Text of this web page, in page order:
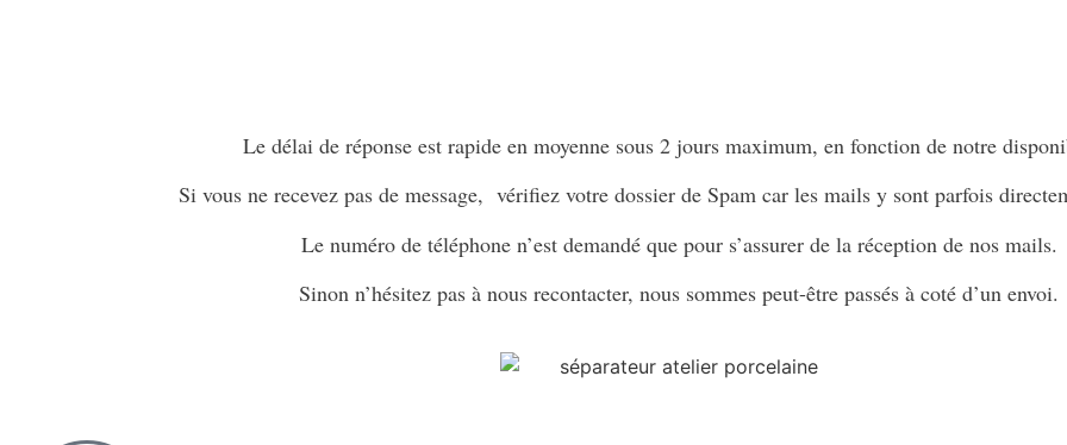
Le délai de réponse est rapide en moyenne sous 2 jours maximum, en fonction de notre
Si vous ne recevez pas de message, vérifiez votre dossier de Spam car les mails y sont parfois
Le numéro de téléphone n’est demandé que pour s’assurer de la réception de nos mails.
Sinon n’hésitez pas à nous recontacter, nous sommes peut-être passés à coté d’un envoi.